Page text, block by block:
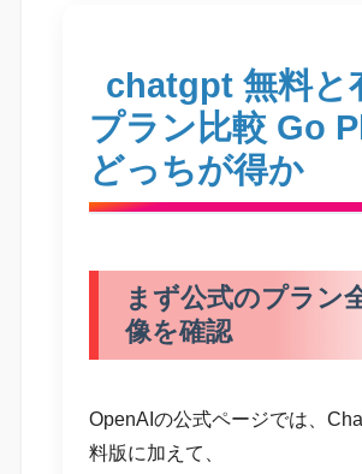
chatgpt 無料と
プラン比較 Go
どっちが得か
まず公式のプラン
像を確認
OpenAIの公式ページでは、
料版に加えて、